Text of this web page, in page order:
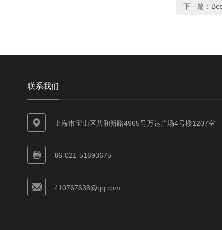
下一篇：
联系我们
上海市宝山区共和新路4965号万达广场4号楼1207室
86-021-51693675
410767638@qq.com